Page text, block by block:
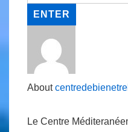
About
Le Centre